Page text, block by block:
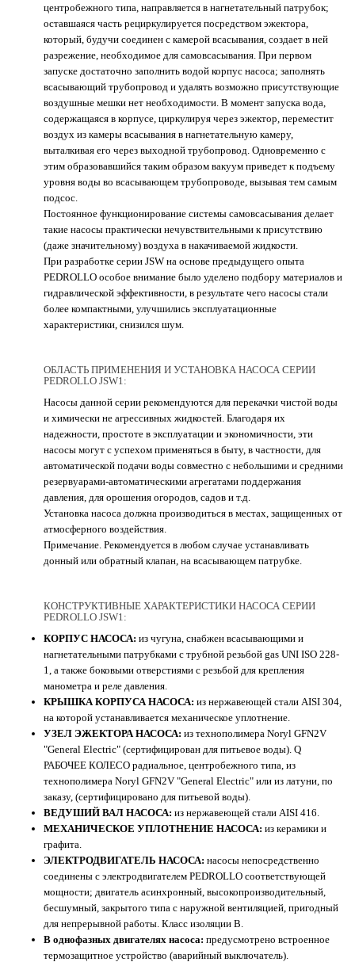
центробежного типа, направляется в нагнетательный патрубок;
оставшаяся часть рециркулируется посредством эжектора,
который, будучи соединен с камерой всасывания, создает в ней
разрежение, необходимое для самовсасывания. При первом
запуске достаточно заполнить водой корпус насоса; заполнять
всасывающий трубопровод и удалять возможно присутствующие
воздушные мешки нет необходимости. В момент запуска вода,
содержащаяся в корпусе, циркулируя через эжектор, переместит
воздух из камеры всасывания в нагнетательную камеру,
выталкивая его через выходной трубопровод. Одновременно с
этим образовавшийся таким образом вакуум приведет к подъему
уровня воды во всасывающем трубопроводе, вызывая тем самым
подсос.
Постоянное функционирование системы самовсасывания делает
такие насосы практически нечувствительными к присутствию
(даже значительному) воздуха в накачиваемой жидкости.
При разработке серии JSW на основе предыдущего опыта
PEDROLLO особое внимание было уделено подбору материалов и
гидравлической эффективности, в результате чего насосы стали
более компактными, улучшились эксплуатационные
характеристики, снизился шум.
ОБЛАСТЬ ПРИМЕНЕНИЯ И УСТАНОВКА НАСОСА СЕРИИ
PEDROLLO JSW1:
Насосы данной серии рекомендуются для перекачки чистой воды
и химически не агрессивных жидкостей. Благодаря их
надежности, простоте в эксплуатации и экономичности, эти
насосы могут с успехом применяться в быту, в частности, для
автоматической подачи воды совместно с небольшими и средними
резервуарами-автоматическими агрегатами поддержания
давления, для орошения огородов, садов и т.д.
Установка насоса должна производиться в местах, защищенных от
атмосферного воздействия.
Примечание. Рекомендуется в любом случае устанавливать
донный или обратный клапан, на всасывающем патрубке.
КОНСТРУКТИВНЫЕ ХАРАКТЕРИСТИКИ НАСОСА СЕРИИ
PEDROLLO JSW1:
КОРПУС НАСОСА: из чугуна, снабжен всасывающими и
нагнетательными патрубками с трубной резьбой gas UNI ISO 228-
1, а также боковыми отверстиями с резьбой для крепления
манометра и реле давления.
КРЫШКА КОРПУСА НАСОСА: из нержавеющей стали AISI 304,
на которой устанавливается механическое уплотнение.
УЗЕЛ ЭЖЕКТОРА НАСОСА: из технополимера Noryl GFN2V
"General Electric" (сертифицирован для питьевое воды). Q
РАБОЧЕЕ КОЛЕСО радиальное, центробежного типа, из
технополимера Noryl GFN2V "General Electric" или из латуни, по
заказу, (сертифицировано для питьевой воды).
ВЕДУШИЙ ВАЛ НАСОСА: из нержавеющей стали AISI 416.
МЕХАНИЧЕСКОЕ УПЛОТНЕНИЕ НАСОСА: из керамики и
графита.
ЭЛЕКТРОДВИГАТЕЛЬ НАСОСА: насосы непосредственно
соединены с электродвигателем PEDROLLO соответствующей
мощности; двигатель асинхронный, высокопроизводительный,
бесшумный, закрытого типа с наружной вентиляцией, пригодный
для непрерывной работы. Класс изоляции В.
В однофазных двигателях насоса: предусмотрено встроенное
термозащитное устройство (аварийный выключатель).